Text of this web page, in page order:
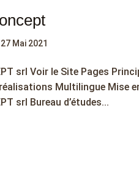
27 Mai 2021
srl Voir le Site Pages
Multilingue Mise
srl Bureau d’études...